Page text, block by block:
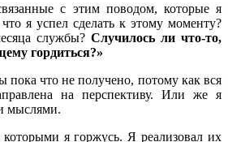
с этим поводом, которые я
я успел сделать к этому моменту?
службы? Случилось ли что-то,
гордиться?»
пока что не получено, потому как вся
на перспективу. Или же я
мыслями.
которыми я горжусь. Я реализовал их